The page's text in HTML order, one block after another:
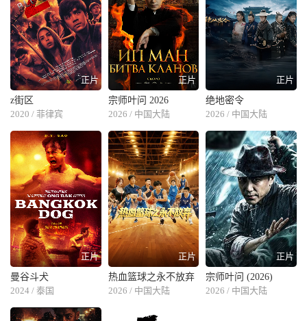
正片
z街区
2020 / 菲律宾
正片
宗师叶问 2026
2026 / 中国大陆
正片
绝地密令
2026 / 中国大陆
正片
曼谷斗犬
2024 / 泰国
正片
热血篮球之永不放弃
2026 / 中国大陆
正片
宗师叶问 (2026)
2026 / 中国大陆